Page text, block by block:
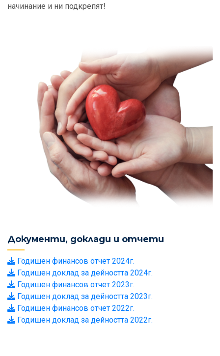
начинание и ни подкрепят!
Документи, доклади и отчети
Годишен финансов отчет 2024г.
Годишен доклад за дейността 2024г.
Годишен финансов отчет 2023г.
Годишен доклад за дейността 2023г.
Годишен финансов отчет 2022г.
Годишен доклад за дейността 2022г.